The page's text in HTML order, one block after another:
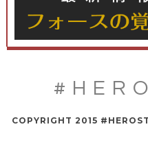
COPYRIGHT 2015